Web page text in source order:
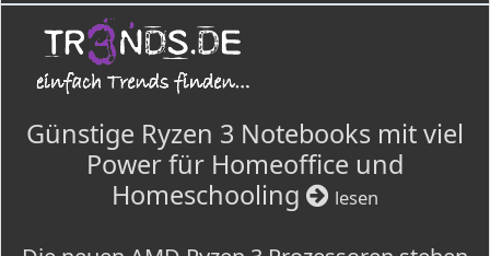
Günstige Ryzen 3 Notebooks mit viel
Power für Homeoffice und
Homeschooling
lesen